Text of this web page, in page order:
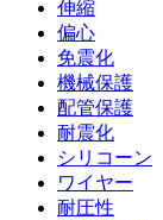
伸縮
偏心
免震化
機械保護
配管保護
耐震化
シリコーン
ワイヤー
耐圧性